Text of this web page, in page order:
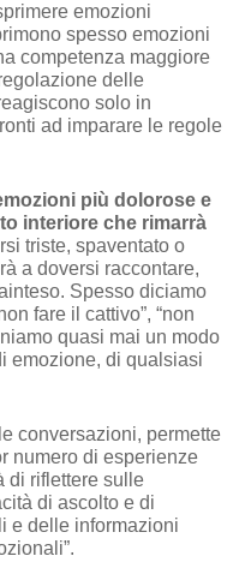
emozioni
spesso emozioni
competenza maggiore
delle
solo in
ad imparare le regole
più dolorose e
interiore che rimarrà
triste, spaventato o
a doversi raccontare,
Spesso diciamo
fare il cattivo”, “non
quasi mai un modo
emozione, di qualsiasi
conversazioni, permette
numero di esperienze
di riflettere sulle
di ascolto e di
e delle informazioni